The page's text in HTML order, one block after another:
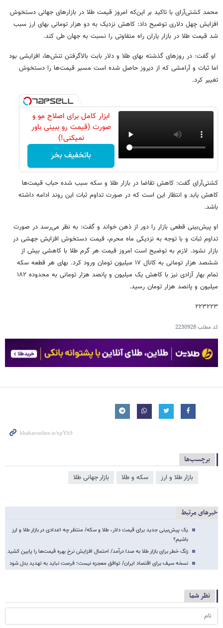
محمد کشتی‌آرای با تاکید بر این‌که امروز قیمت طلا در بازارهای جهانی دستخوش
افزایش چهل دلاری توضیح داد: کاهش نزدیک به دو هزار تومانی بهای ارز سبب
شد قیمت طلا در بازار یاران راه متفاوتی را نسبت به جهان طی کند.
او گفت: در روزهای گذشته بهای طلا و دلار بابت بالاگرفتن تنش‌ها، افزایشی بود
اما ثبات و آرامشی که از دیروز حاصل شده است مسیر قیمت‌ها را دستخوش
تغییر کرد.
ابزار کامل برای اصلاح مو و
صورت (قیمت رو ببینی باور
نمیکنی!)
باتخفیف بخر
کشتی‌آرای گفت: کاهش تقاضا در بازار طلا و سکه سبب شده حباب قیمت‌ها
کاهش یابد و انتظار این است که در صورت تداوم ثبات این روند ادامه داشته
باشد.
او پیش‌بینی قطعی بازار را دور از ذهن خواند و گفت: به نظر می‌رسد در صورت
تداوم ثبات و با توجه به نزدیکی ماه محرم، قیمت دستخوش افزایش جهشی در
بازار نشود. لازم به توضیح است امروز قیمت هر گرم طلا با کاهشی بیش از
ششصد هزار تومانی به کانال ۱۷ میلیون تومان ورود کرد. بهای هر قطعه سکه
تمام بهار آزادی نیز با کاهش یک میلیون و پانصد هزار تومانی به محدوده ۱۸۲
میلیون و پانصد هزار تومان رسید.
۲۲۳۲۲۳
کد مطلب2230928
برچسب‌ها
بازار طلا و ارز سکه و طلا بازار جهانی طلا
خبرهای مرتبط
یک پیش‌بینی جدید برای قیمت دلار، طلا و سکه/ منتظر چه اعدادی در بازار طلا و ارز
باشیم؟
زنگ خطر برای بازار طلا به صدا درآمد/ احتمال افزایش نرخ بهره قیمت‌ها را پایین کشید
نسخه سیف برای اقتصاد ایران/ توافق معجزه نیست؛ فرصت نباید به تهدید بدل شود
نظر شما